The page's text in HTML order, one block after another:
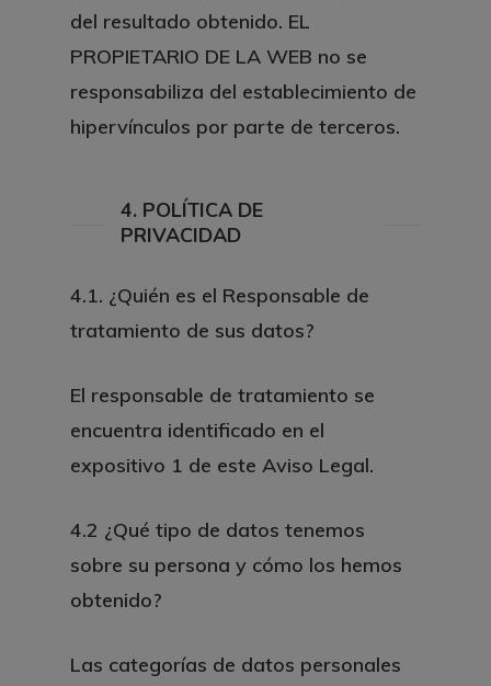
del resultado obtenido. EL
PROPIETARIO DE LA WEB no se
responsabiliza del establecimiento de
hipervínculos por parte de terceros.
4. POLÍTICA DE
PRIVACIDAD
4.1. ¿Quién es el Responsable de
tratamiento de sus datos?
El responsable de tratamiento se
encuentra identificado en el
expositivo 1 de este Aviso Legal.
4.2 ¿Qué tipo de datos tenemos
sobre su persona y cómo los hemos
obtenido?
Las categorías de datos personales